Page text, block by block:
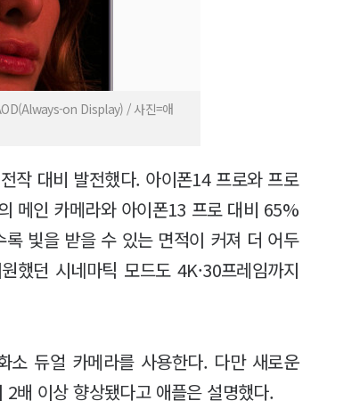
on Display) / 사진=애
작 대비 발전했다. 아이폰14 프로와 프로
메인 카메라와 아이폰13 프로 대비 65%
빛을 받을 수 있는 면적이 커져 더 어두
했던 시네마틱 모드도 4K·30프레임까지
소 듀얼 카메라를 사용한다. 다만 새로운
배 이상 향상됐다고 애플은 설명했다.